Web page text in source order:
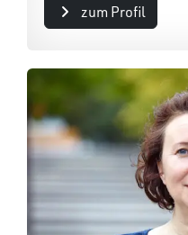
zum Profil